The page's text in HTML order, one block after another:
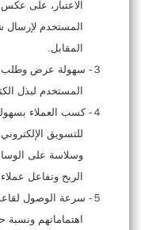
الاعتبار، على
المستخدم لإرسال
المقابل.
３-
سهولة عرض وطلب
المستخدم لبذل
４-
كسب العملاء
للتسويق
وسلاسة على
الربح وتفاعل
５-
سرعة الوصول
اهتماماتهم